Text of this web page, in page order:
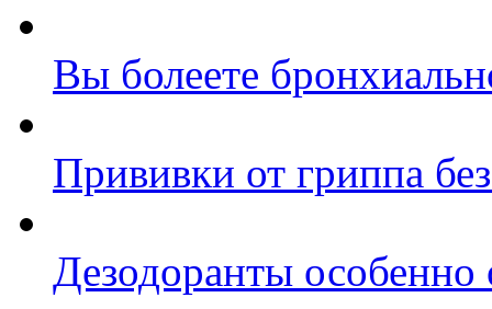
Вы болеете
Прививки от гриппа
Дезодоранты особенно